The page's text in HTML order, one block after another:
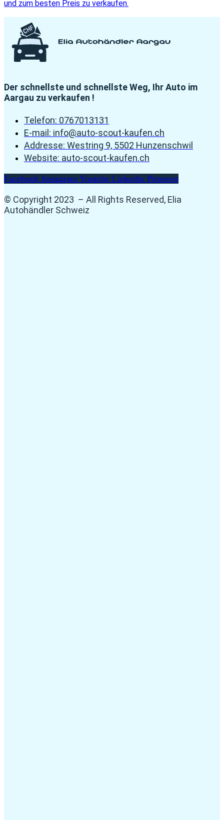
und zum besten Preis zu verkaufen.
Der schnellste und schnellste Weg, Ihr Auto im
Aargau zu verkaufen !
Telefon: 0767013131
E-mail: info@auto-scout-kaufen.ch
Addresse: Westring 9, 5502 Hunzenschwil
Website: auto-scout-kaufen.ch
Facebook Instagram Youtube Linkedin Pinterest
© Copyright 2023 – All Rights Reserved, Elia
Autohändler Schweiz